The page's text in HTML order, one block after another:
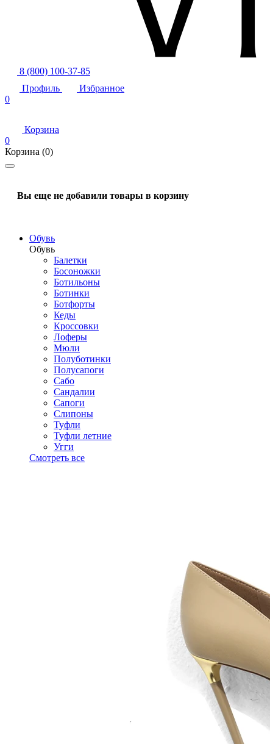
8 (800) 100-37-85
Профиль
Избранное
0
Корзина
0
Корзина (0)
Вы еще не добавили товары в корзину
Обувь
Обувь
Балетки
Босоножки
Ботильоны
Ботинки
Ботфорты
Кеды
Кроссовки
Лоферы
Мюли
Полуботинки
Полусапоги
Сабо
Сандалии
Сапоги
Слипоны
Туфли
Туфли летние
Угги
Смотреть все